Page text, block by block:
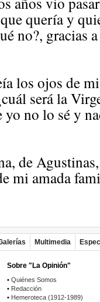
quería y
no?, gracias
los ojos de
será la
yo no lo sé y
de
mi amada
Multimedia
Sobre "La Opinión"
• Quiénes Somos
• Redacción
• Hemeroteca (1912-1989)